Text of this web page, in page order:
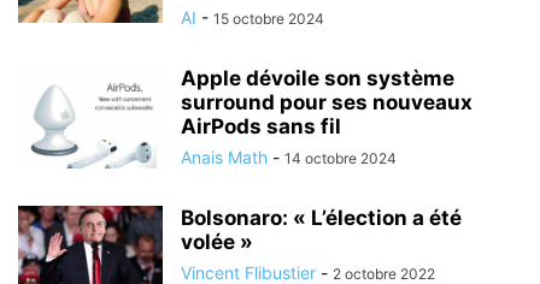
AI - 15 octobre 2024
Apple dévoile son système
surround pour ses nouveaux
AirPods sans fil
Anais Math - 14 octobre 2024
Bolsonaro: « L’élection a été
volée »
Vincent Flibustier - 2 octobre 2022